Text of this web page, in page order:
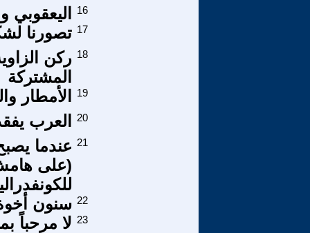
16
تصورنا 17
ركن
المشتركة
18
الأمطار 19
العرب 20
عندما
(على
21
سنون 22
لا مرحباً 23